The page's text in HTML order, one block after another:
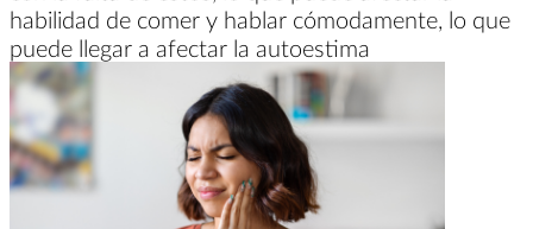
habilidad de comer y hablar cómodamente, lo que
puede llegar a afectar la autoestima